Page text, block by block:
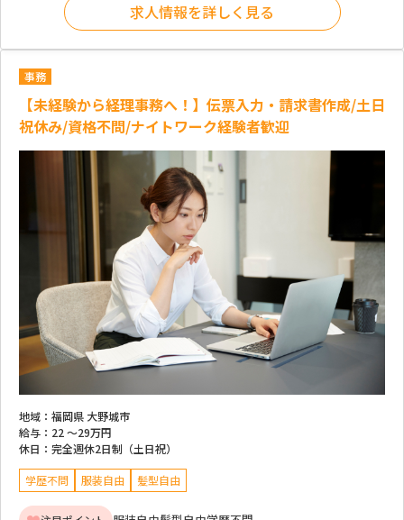
求人情報を詳しく見る
事務
【未経験から経理事務へ！】伝票入力・請求書作成/土日
祝休み/資格不問/ナイトワーク経験者歓迎
地域： 福岡県 大野城市
給与： 22 ～29万円
休日： 完全週休2日制（土日祝）
学歴不問 服装自由 髪型自由